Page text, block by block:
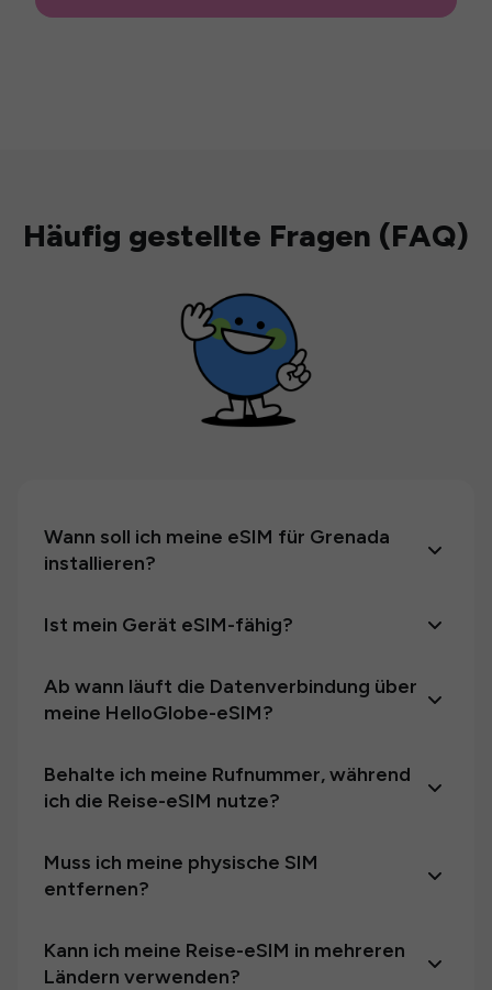
Häufig gestellte Fragen (FAQ)
Wann soll ich meine eSIM für Grenada
installieren?
Ist mein Gerät eSIM-fähig?
Ab wann läuft die Datenverbindung über
meine HelloGlobe-eSIM?
Behalte ich meine Rufnummer, während
ich die Reise-eSIM nutze?
Muss ich meine physische SIM
entfernen?
Kann ich meine Reise-eSIM in mehreren
Ländern verwenden?